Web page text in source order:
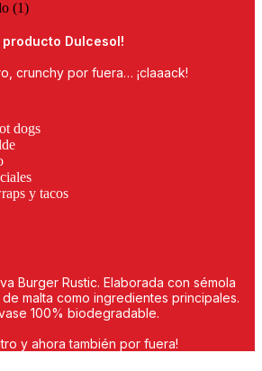
producto Dulcesol!
crunchy por fuera… ¡claaack!
dogs
y tacos
Burger Rustic. Elaborada con sémola
malta como ingredientes principales.
100% biodegradable.
y ahora también por fuera!